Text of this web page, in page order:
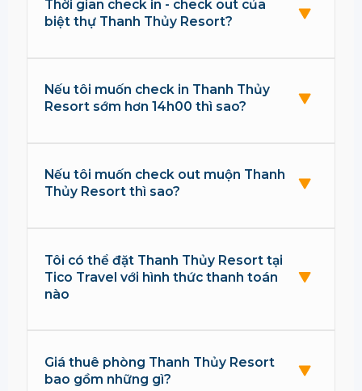
Thời gian check in - check out của
biệt thự Thanh Thủy Resort?
Nếu tôi muốn check in Thanh Thủy
Resort sớm hơn 14h00 thì sao?
Nếu tôi muốn check out muộn Thanh
Thủy Resort thì sao?
Tôi có thể đặt Thanh Thủy Resort tại
Tico Travel với hình thức thanh toán
nào
Giá thuê phòng Thanh Thủy Resort
bao gồm những gì?